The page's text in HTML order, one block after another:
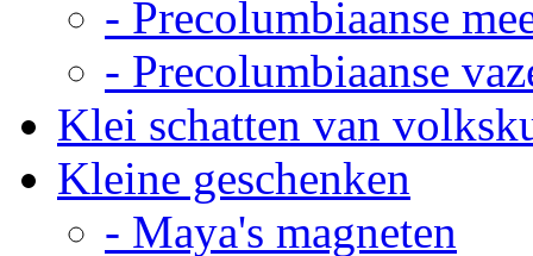
- Precolumbiaanse
- Precolumbiaanse
Klei schatten van
Kleine geschenken
- Maya's magneten